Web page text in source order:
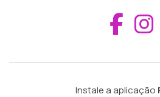
Instale a aplicação